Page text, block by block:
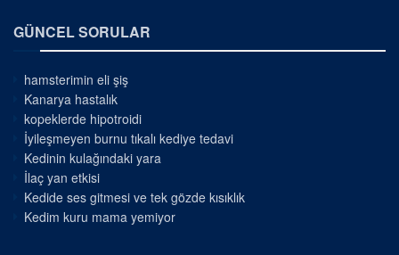
GÜNCEL SORULAR
hamsterimin eli şiş
Kanarya hastalık
kopeklerde hipotroidi
İyileşmeyen burnu tıkalı kediye tedavi
Kedinin kulağındaki yara
İlaç yan etkisi
Kedide ses gitmesi ve tek gözde kısıklık
Kedim kuru mama yemiyor